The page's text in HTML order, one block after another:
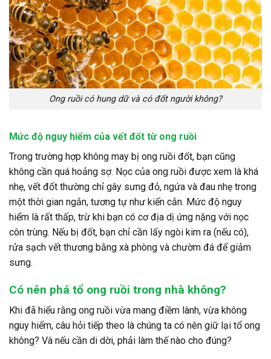
Ong ruồi có hung dữ và có đốt người không?
Mức độ nguy hiểm của vết đốt từ ong ruồi
Trong trường hợp không may bị ong ruồi đốt, bạn cũng
không cần quá hoảng sợ. Nọc của ong ruồi được xem là khá
nhẹ, vết đốt thường chỉ gây sưng đỏ, ngứa và đau nhẹ trong
một thời gian ngắn, tương tự như kiến cắn. Mức độ nguy
hiểm là rất thấp, trừ khi bạn có cơ địa dị ứng nặng với nọc
côn trùng. Nếu bị đốt, bạn chỉ cần lấy ngòi kim ra (nếu có),
rửa sạch vết thương bằng xà phòng và chườm đá để giảm
sưng.
Có nên phá tổ ong ruồi trong nhà không?
Khi đã hiểu rằng ong ruồi vừa mang điềm lành, vừa không
nguy hiểm, câu hỏi tiếp theo là chúng ta có nên giữ lại tổ ong
không? Và nếu cần di dời, phải làm thế nào cho đúng?